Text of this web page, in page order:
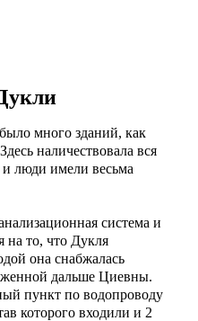
много зданий, как
Здесь наличествовала вся
и люди имели весьма
система и
на то, что Дукля
она снабжалась
дальше Циевны.
пункт по водопроводу
которого входили и 2